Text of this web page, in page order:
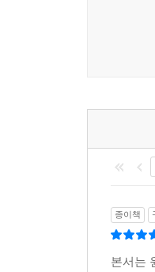
님의 존재
안에도 무
하나님 나
이루기 위
한 억압과
무게가 달라
이 책이 좋
운동 사이
좋고 소그
신앙에 지
종이책
본서는